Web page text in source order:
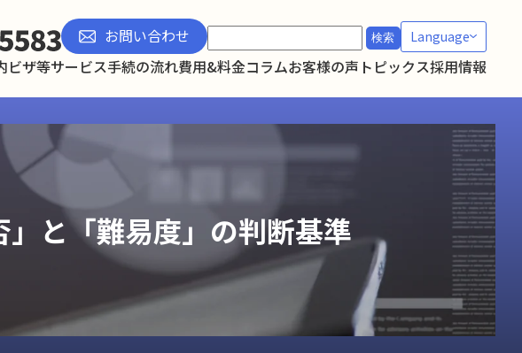
お問い合わせ
検
索:
Language
ビザ等サービス手続の流れ費用&料金コラムお客様の声 トピックス採用情報
と「難易度」の判断基準